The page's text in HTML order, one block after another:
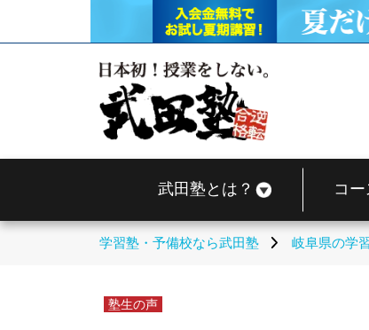
武田塾とは？ コ
学習塾・予備校なら武田塾 岐阜県の学
塾生の声